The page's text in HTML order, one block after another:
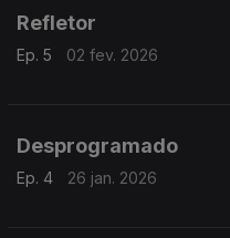
Refletor
Ep. 5 02 fev. 2026
Desprogramado
Ep. 4 26 jan. 2026